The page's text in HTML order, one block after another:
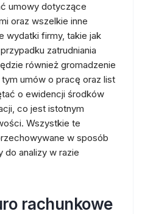
umowy dotyczące
oraz wszelkie inne
wydatki firmy, takie jak
zatrudniania
również gromadzenie
umów o pracę oraz list
o ewidencji środków
co jest istotnym
Wszystkie te
w sposób
do analizy w razie
rachunkowe